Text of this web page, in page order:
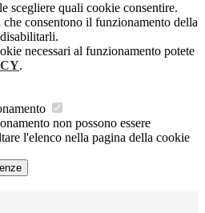
scegliere quali cookie consentire.
consentono il funzionamento della
necessari al funzionamento potete
.
non possono essere
l'elenco nella pagina della cookie